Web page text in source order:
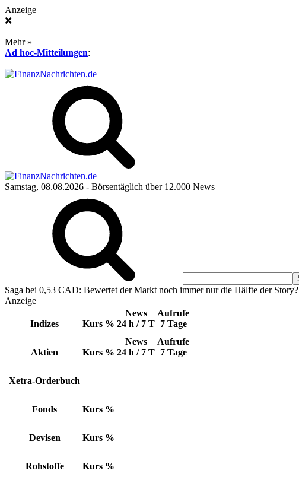
Anzeige
❌
Mehr »
Ad hoc-Mitteilungen:
Samstag, 08.08.2026 - Börsentäglich über 12.000 News
Saga bei 0,53 CAD: Bewertet der Markt noch immer nur die Hälfte der Story?
Anzeige
Indizes Kurs %
News
24 h / 7 T
Aufrufe
7 Tage
Aktien Kurs %
News
24 h / 7 T
Aufrufe
7 Tage
Xetra-Orderbuch
Fonds Kurs %
Devisen Kurs %
Rohstoffe Kurs %